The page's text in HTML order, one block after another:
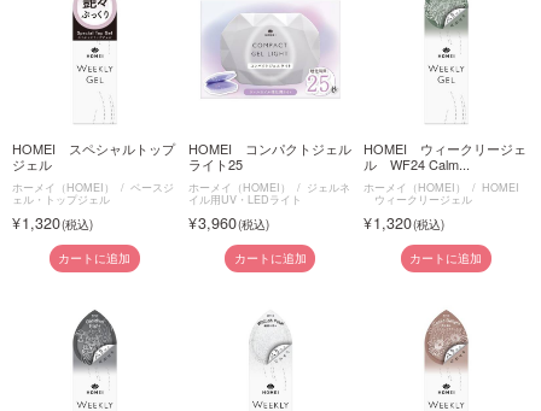
HOMEI スペシャルトップ
ジェル
ホーメイ（HOMEI） ベースジ
ェル・トップジェル
1,320
カートに追加
HOMEI コンパクトジェル
ライト25
ホーメイ（HOMEI） ジェルネ
イル用UV・LEDライト
3,960
カートに追加
HOMEI ウィークリージェ
ル WF24 Calm...
ホーメイ（HOMEI） HOMEI
ウィークリージェル
1,320
カートに追加